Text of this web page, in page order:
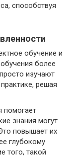
способствуя
обучение и
более
изучают
решая
помогает
знания могут
повышает их
глубокому
того, такой